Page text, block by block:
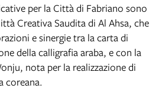
per la Città di Fabriano sono
Creativa Saudita di Al Ahsa, che
e sinergie tra la carta di
della calligrafia araba, e con la
nota per la realizzazione di
coreana.